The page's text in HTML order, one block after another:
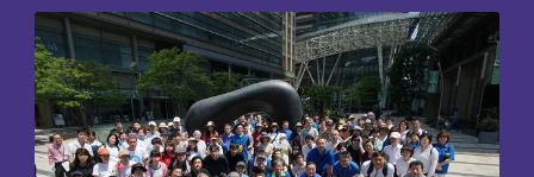
参加ギャラリー
・ホテル・施設
ART GALLERIES,
HOTELS & FACILITIES
参加店舗
RESTAURANTS
& SHOPS